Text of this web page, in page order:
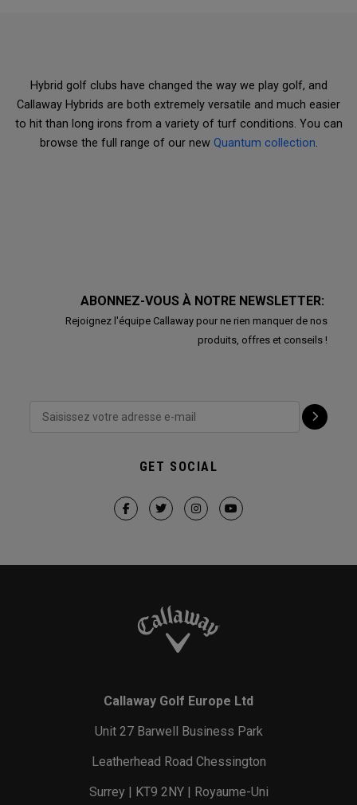
Hybrid golf clubs have changed the way we play golf, and
Callaway Hybrids are both extremely versatile and much easier
to hit than long irons from a variety of turf conditions. You can
browse the full range of our new Quantum collection.
ABONNEZ-VOUS À NOTRE NEWSLETTER:
Rejoignez l'équipe Callaway pour ne rien manquer de nos
produits, offres et conseils !
GET SOCIAL
Callaway Golf Europe Ltd
Unit 27 Barwell Business Park
Leatherhead Road Chessington
Surrey | KT9 2NY | Royaume-Uni